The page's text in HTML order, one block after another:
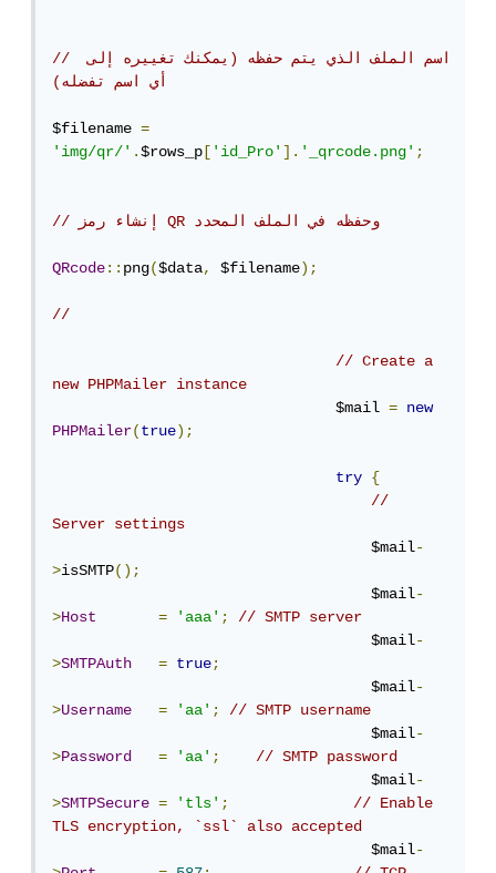
// اسم الملف الذي يتم حفظه (يمكنك تغييره إلى
أي اسم تفضله)
$filename =
'img/qr/'.$rows_p ['id_Pro'].'_qrcode.png';
// إنشاء رمز QR وحفظه في الملف المحدد
QRcode::png($data, $filename);
//
// Create a
new PHPMailer instance
                                $mail
=
new
PHPMailer(true);
try
{
//
Server settings
                                    $mail
-
>isSMTP();
                                    $mail
-
>Host = 'aaa';
// SMTP server
                                    $mail
-
>SMTPAuth = true;
                                    $mail
-
>Username = 'aa';
// SMTP username
                                    $mail
-
>Password = 'aa';
// SMTP password
                                    $mail
-
>SMTPSecure = 'tls';
// Enable
TLS encryption, `ssl` also accepted
                                    $mail
-